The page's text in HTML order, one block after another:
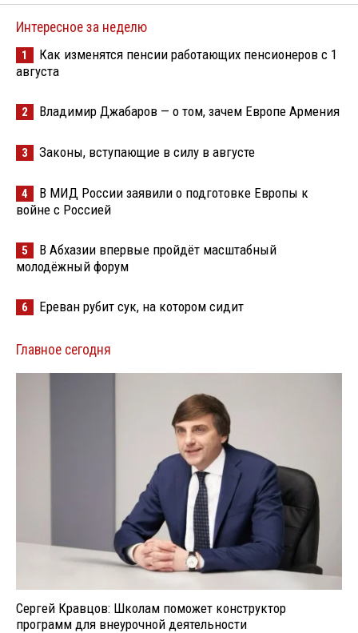
Интересное за неделю
1
Как изменятся пенсии работающих пенсионеров с 1
августа
2 Владимир Джабаров — о том, зачем Европе Армения
3 Законы, вступающие в силу в августе
4
В МИД России заявили о подготовке Европы к
войне с Россией
5
В Абхазии впервые пройдёт масштабный
молодёжный форум
6 Ереван рубит сук, на котором сидит
Главное сегодня
Сергей Кравцов: Школам поможет конструктор
программ для внеурочной деятельности